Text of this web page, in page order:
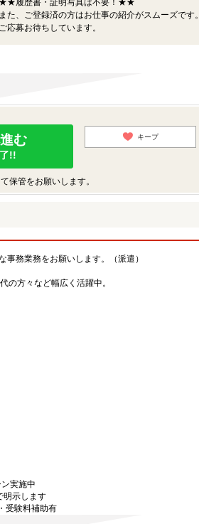
★★履歴書・証明写真は不要！★★
また、ご登録済の方はお仕事の紹介がスムーズです。
ご応募お待ちしています。
む
!!
キープ
保管をお願いします。
務業務をお願いします。（派遣）
の方々など幅広く活躍中。
実施中
明示します
受験料補助有